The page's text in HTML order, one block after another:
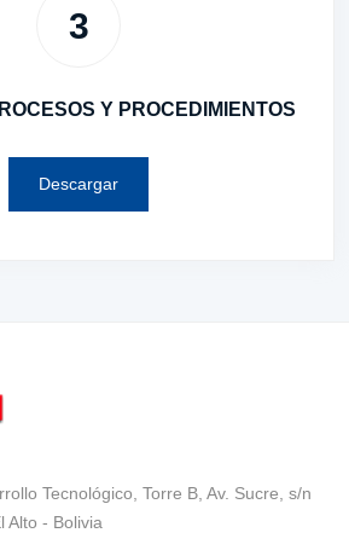
3
Y PROCEDIMIENTOS
Descargar
Tecnológico, Torre B, Av. Sucre, s/n
Alto - Bolivia